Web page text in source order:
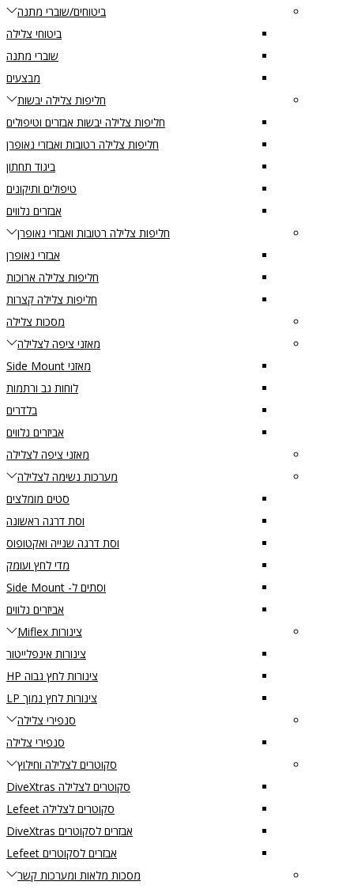
ביטוחים/שוברי מתנה
ביטוחי צלילה
שוברי מתנה
מבצעים
חליפות צלילה יבשות
חליפות צלילה יבשות אבזרים וטיפולים
חליפות צלילה רטובות ואבזרי נאופרן
ביגוד תחתון
טיפולים ותיקונים
אבזרים נלווים
חליפות צלילה רטובות ואבזרי נאופרן
אבזרי נאופרן
חליפות צלילה ארוכות
חליפות צלילה קצרות
מסכות צלילה
מאזני ציפה לצלילה
מאזני Side Mount
לוחות גב ורתמות
בלדרים
אביזרים נלווים
מאזני ציפה לצלילה
מערכות נשימה לצלילה
סטים מומלצים
וסת דרגה ראשונה
וסת דרגה שנייה ואקטופוס
מדי לחץ ועומק
וסתים ל- Side Mount
אביזרים נלווים
צינורות Miflex
צינורות אינפלייטור
צינורות לחץ גבוה HP
צינורות לחץ נמוך LP
סנפירי צלילה
סנפירי צלילה
סקוטרים לצלילה וחילוץ
סקוטרים לצלילה DiveXtras
סקוטרים לצלילה Lefeet
אבזרים לסקוטרים DiveXtras
אבזרים לסקוטרים Lefeet
מסכות מלאות ומערכות קשר